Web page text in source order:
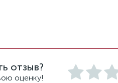
отзыв?
оценку!